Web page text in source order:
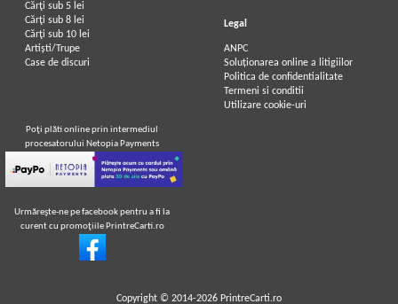
Cărţi sub 5 lei
Cărţi sub 8 lei
Cărţi sub 10 lei
Artiști/Trupe
Case de discuri
Legal
ANPC
Soluționarea online a litigiilor
Politica de confidentialitate
Termeni si conditii
Utilizare cookie-uri
Poţi plăti online prin intermediul
procesatorului Netopia Payments
Urmăreşte-ne pe facebook pentru a fi la
curent cu promoţiile PrintreCarti.ro
Copyright © 2014-2026 PrintreCarti.ro